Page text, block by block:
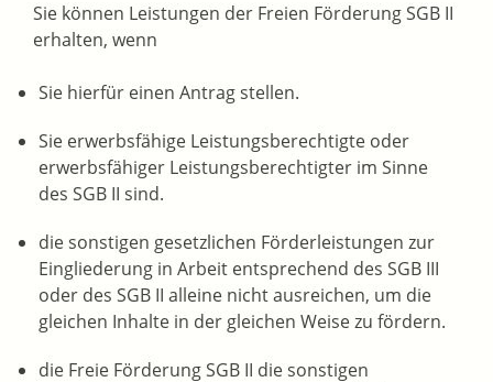
Sie können Leistungen der Freien Förderung SGB II
erhalten, wenn
Sie hierfür einen Antrag stellen.
Sie erwerbsfähige Leistungsberechtigte oder
erwerbsfähiger Leistungsberechtigter im Sinne
des SGB II sind.
die sonstigen gesetzlichen Förderleistungen zur
Eingliederung in Arbeit entsprechend des SGB III
oder des SGB II alleine nicht ausreichen, um die
gleichen Inhalte in der gleichen Weise zu fördern.
die Freie Förderung SGB II die sonstigen